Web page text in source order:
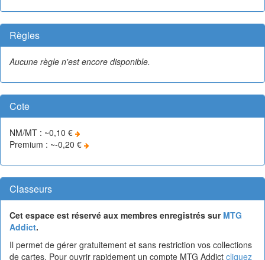
Règles
Aucune règle n'est encore disponible.
Cote
NM/MT : ~0,10 €
Premium : ~-0,20 €
Classeurs
Cet espace est réservé aux membres enregistrés sur MTG
Addict.
Il permet de gérer gratuitement et sans restriction vos collections
de cartes. Pour ouvrir rapidement un compte MTG Addict cliquez